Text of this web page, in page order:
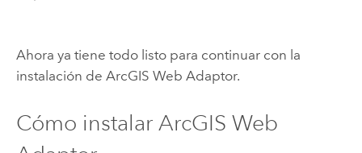
Ahora ya tiene todo listo para continuar con la
instalación de ArcGIS Web Adaptor.
Cómo instalar ArcGIS Web